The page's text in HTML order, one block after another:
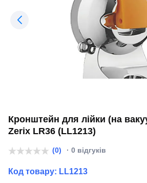
Кронштейн для лійки (на
Zerix LR36 (LL1213)
(0) · 0 відгуків
Код товару: LL1213